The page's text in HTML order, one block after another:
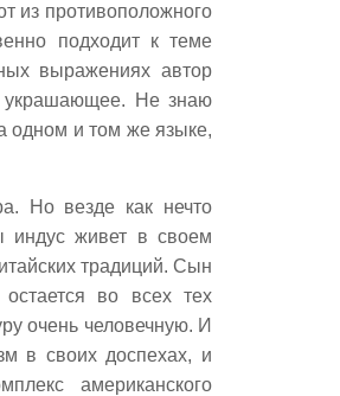
из противоположного
подходит к теме
выражениях автор
украшающее. Не знаю
одном и том же языке,
Но везде как нечто
индус живет в своем
традиций. Сын
во всех тех
очень человечную. И
в своих доспехах, и
американского